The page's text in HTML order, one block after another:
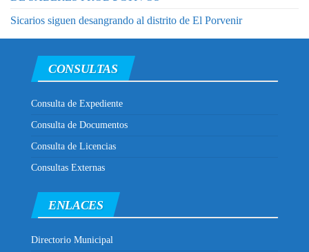
Sicarios siguen desangrando al distrito de El Porvenir
CONSULTAS
Consulta de Expediente
Consulta de Documentos
Consulta de Licencias
Consultas Externas
ENLACES
Directorio Municipal